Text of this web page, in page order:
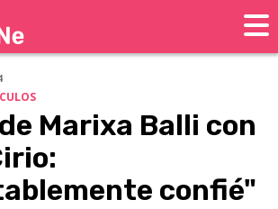
Marixa Balli con
confié"